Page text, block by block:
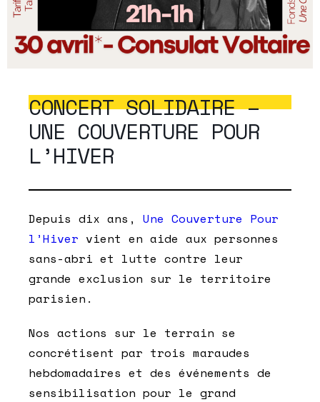
CONCERT SOLIDAIRE –
UNE COUVERTURE POUR
L’HIVER
Depuis dix ans, Une Couverture Pour
l’Hiver vient en aide aux personnes
sans-abri et lutte contre leur
grande exclusion sur le territoire
parisien.
Nos actions sur le terrain se
concrétisent par trois maraudes
hebdomadaires et des événements de
sensibilisation pour le grand